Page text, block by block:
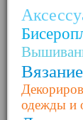
Вязание
одежды и